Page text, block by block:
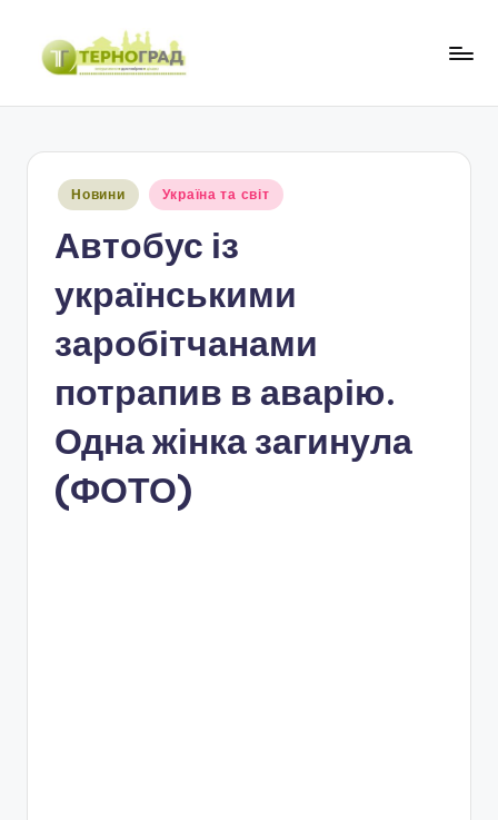
Перейти
Опубліковано
Новини Україна та світ
Автобус із
українськими
заробітчанами
потрапив в аварію.
Одна жінка загинула
(ФОТО)